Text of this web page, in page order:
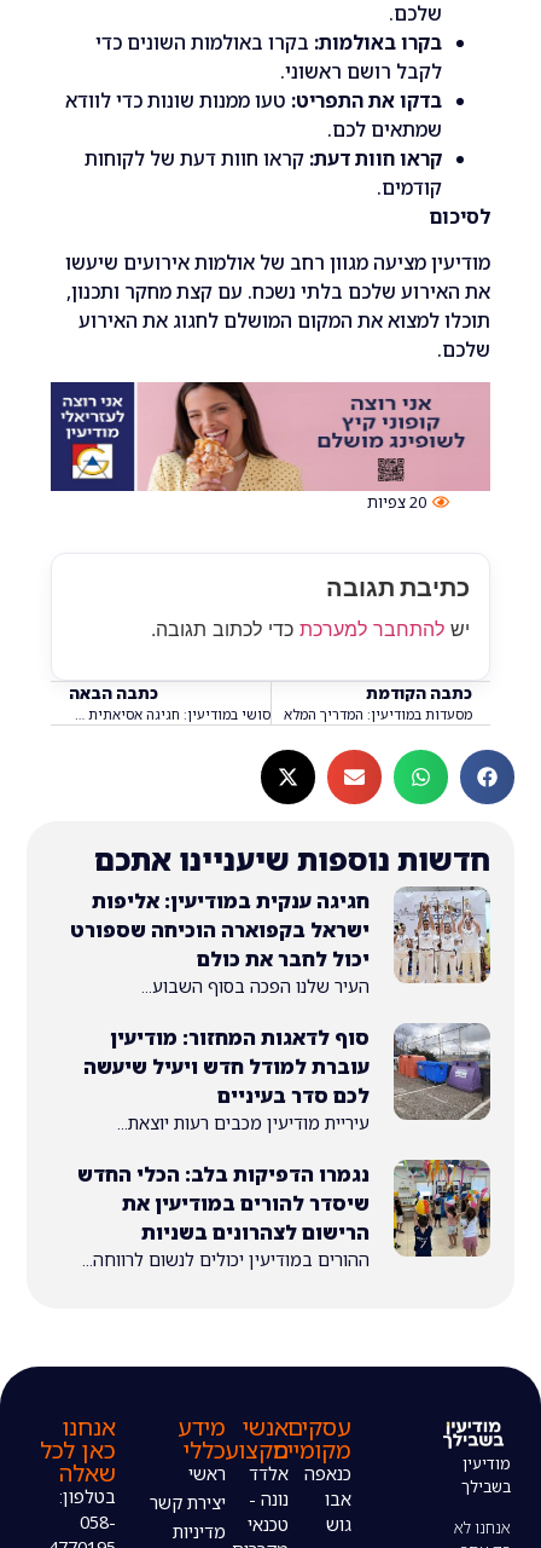
בקרו באולמות:בקרו באולמות השונים כדי
לקבל רושם ראשוני.
בדקו את התפריט:טעו ממנות שונות כדי לוודא
שמתאים לכם.
קראו חוות דעת:קראו חוות דעת של לקוחות
מציעה מגוון רחב של אולמות אירועים שיעשו
שלכם בלתי נשכח. עם קצת מחקר ותכנון,
למצוא את המקום המושלם לחגוג את האירוע
תגובה
למערכתכדי לכתוב תגובה.
הקודמת
במודיעין: המדריך המלא סושי במודיעין: חגיגה אסיאתית על הצלחת
נוספות שיעניינו אתכם
חגיגה ענקית במודיעין: אליפות
ישראל בקפוארה הוכיחה שספורט
יכול לחבר את כולם
העיר שלנו הפכה בסוף השבוע...
סוף לדאגות המחזור: מודיעין
עוברת למודל חדש ויעיל שיעשה
לכם סדר בעיניים
עיריית מודיעין מכבים רעות יוצאת...
נגמרו הדפיקות בלב: הכלי החדש
שיסדר להורים במודיעין את
הרישום לצהרונים בשניות
ההורים במודיעין יכולים לנשום לרווחה...
עסקים
מקומיים
אנשי
מקצוע
אלדד
נונה -
טכנאי
מידע
כללי
ראשי
יצירת קשר
מדיניות
אנחנו
כאן לכל
שאלה
בטלפון:
058-